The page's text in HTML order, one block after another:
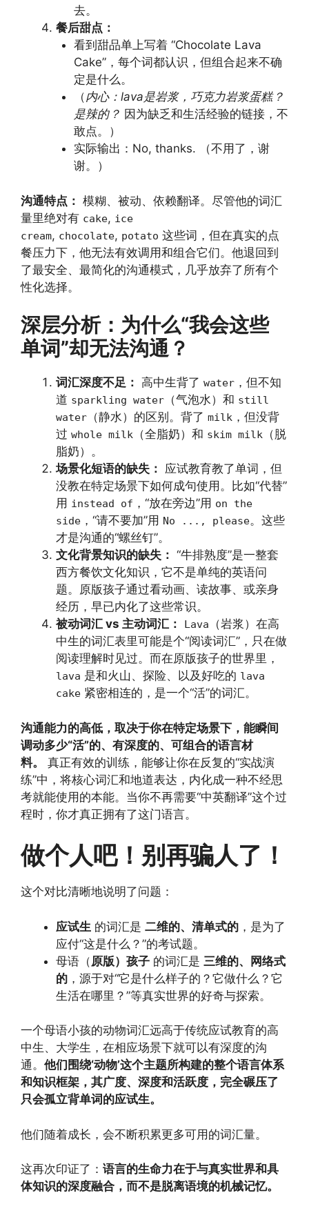
去。
餐后甜点：
看到甜品单上写着 “Chocolate Lava
Cake”，每个词都认识，但组合起来不确
定是什么。
（内心：lava是岩浆，巧克力岩浆蛋糕？
是辣的？ 因为缺乏和生活经验的链接，不
敢点。）
实际输出：No, thanks. （不用了，谢
谢。）
沟通特点： 模糊、被动、依赖翻译。尽管他的词汇
量里绝对有 cake, ice
cream, chocolate, potato 这些词，但在真实的点
餐压力下，他无法有效调用和组合它们。他退回到
了最安全、最简化的沟通模式，几乎放弃了所有个
性化选择。
深层分析：为什么“我会这些
单词”却无法沟通？
词汇深度不足： 高中生背了 water ，但不知
道 sparkling water （气泡水）和 still
water （静水）的区别。背了 milk ，但没背
过 whole milk （全脂奶）和 skim milk （脱
脂奶）。
场景化短语的缺失： 应试教育教了单词，但
没教在特定场景下如何成句使用。比如“代替”
用 instead of ，“放在旁边”用 on the
side ，“请不要加”用 No ..., please。这些
才是沟通的“螺丝钉”。
文化背景知识的缺失： “牛排熟度”是一整套
西方餐饮文化知识，它不是单纯的英语问
题。原版孩子通过看动画、读故事、或亲身
经历，早已内化了这些常识。
被动词汇 vs 主动词汇：
Lava
（岩浆）在高
中生的词汇表里可能是个“阅读词汇”，只在做
阅读理解时见过。而在原版孩子的世界里，
lava 是和火山、探险、以及好吃的 lava
cake 紧密相连的，是一个“活”的词汇。
沟通能力的高低，取决于你在特定场景下，能瞬间
调动多少“活”的、有深度的、可组合的语言材
料。
真正有效的训练，能够让你在反复的“实战演
练”中，将核心词汇和地道表达，内化成一种不经思
考就能使用的本能。当你不再需要“中英翻译”这个过
程时，你才真正拥有了这门语言。
做个人吧！别再骗人了！
这个对比清晰地说明了问题：
应试生 的词汇是 二维的、清单式的 ，是为了
应付“这是什么？”的考试题。
母语（ 原版）孩子 的词汇是 三维的、网络式
的 ，源于对“它是什么样子的？它做什么？它
生活在哪里？”等真实世界的好奇与探索。
一个母语小孩的动物词汇远高于传统应试教育的高
中生、大学生，在相应场景下就可以有深度的沟
通。 他们围绕‘动物’这个主题所构建的整个语言体系
和知识框架，其广度、深度和活跃度，完全碾压了
只会孤立背单词的应试生。
他们随着成长，会不断积累更多可用的词汇量。
这再次印证了： 语言的生命力在于与真实世界和具
体知识的深度融合，而不是脱离语境的机械记忆。